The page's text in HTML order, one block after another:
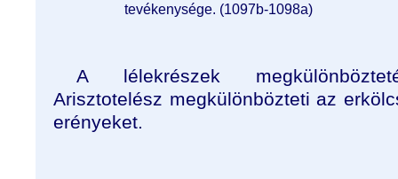
tevékenysége. (1097b-1098a)
A lélekrészek
Arisztotelész megkülönbözteti az
erényeket.